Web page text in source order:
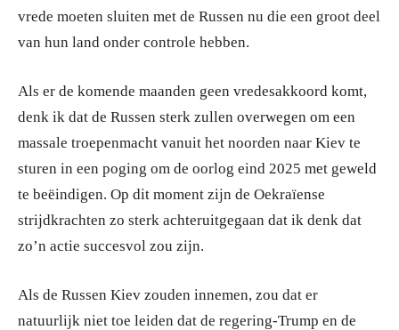
vrede moeten sluiten met de Russen nu die een groot deel
van hun land onder controle hebben.
Als er de komende maanden geen vredesakkoord komt,
denk ik dat de Russen sterk zullen overwegen om een
massale troepenmacht vanuit het noorden naar Kiev te
sturen in een poging om de oorlog eind 2025 met geweld
te beëindigen. Op dit moment zijn de Oekraïense
strijdkrachten zo sterk achteruitgegaan dat ik denk dat
zo’n actie succesvol zou zijn.
Als de Russen Kiev zouden innemen, zou dat er
natuurlijk niet toe leiden dat de regering-Trump en de